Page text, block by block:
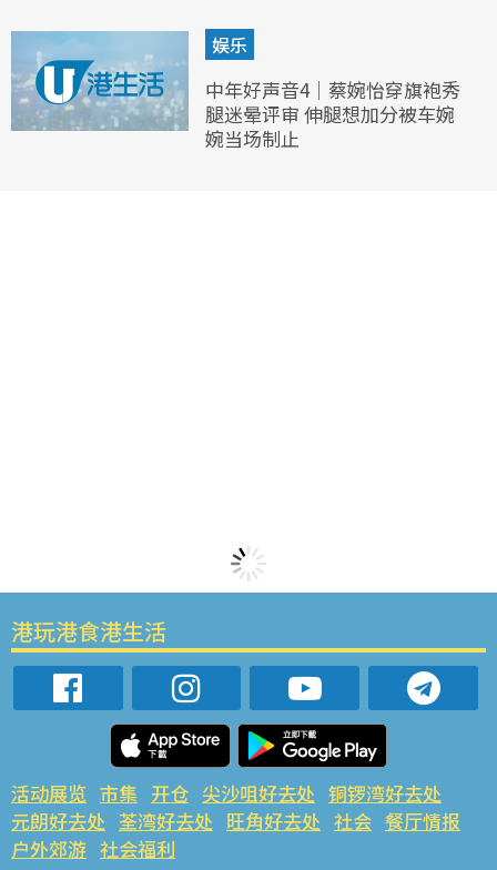
娱乐
中年好声音4｜蔡婉怡穿旗袍秀
腿迷晕评审 伸腿想加分被车婉
婉当场制止
港玩港食港生活
活动展览 市集 开仓 尖沙咀好去处 铜锣湾好去处
元朗好去处 荃湾好去处 旺角好去处 社会 餐厅情报
户外郊游 社会福利